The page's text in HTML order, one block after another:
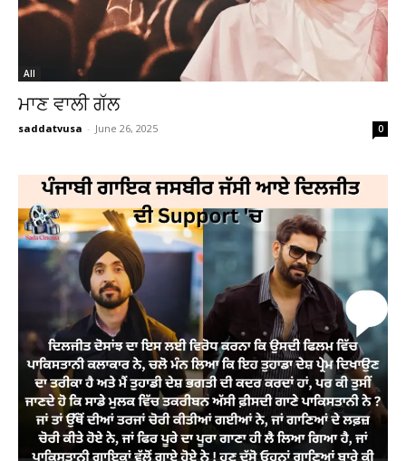
All
ਮਾਣ ਵਾਲੀ ਗੱਲ
saddatvusa - June 26, 2025 0